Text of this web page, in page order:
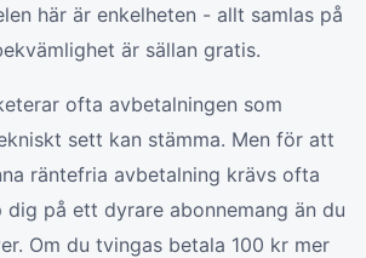
här är enkelheten - allt samlas på
är sällan gratis.
ofta avbetalningen som
sett kan stämma. Men för att
räntefria avbetalning krävs ofta
på ett dyrare abonnemang än du
Om du tvingas betala 100 kr mer